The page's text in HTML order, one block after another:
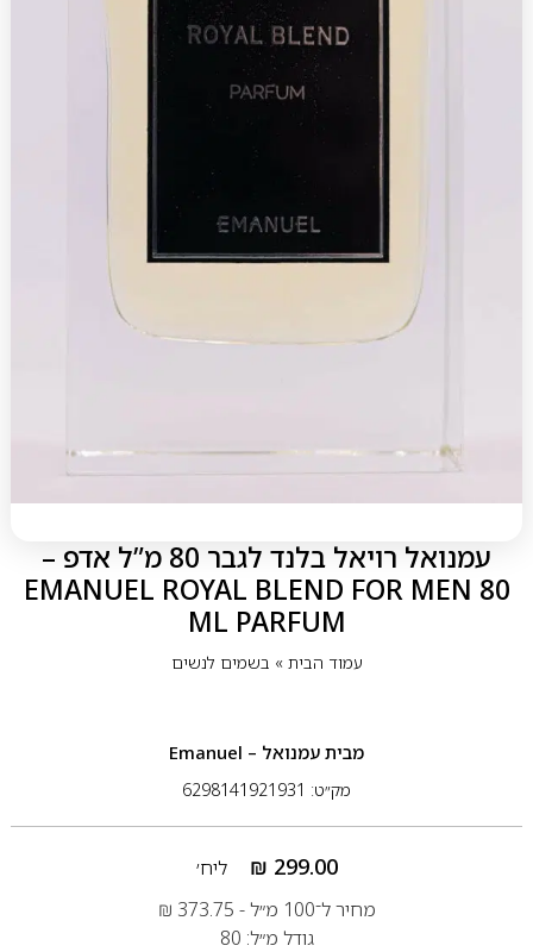
עמנואל רויאל בלנד לגבר 80 מ”ל אדפ –
EMANUEL ROYAL BLEND FOR MEN 80
ML PARFUM
עמוד הבית» בשמים לנשים
מבית עמנואל – Emanuel
מק״ט: 6298141921931
₪ 299.00
ליח׳
מחיר ל־100 מ״ל -
₪ 373.75
גודל מ״ל: 80